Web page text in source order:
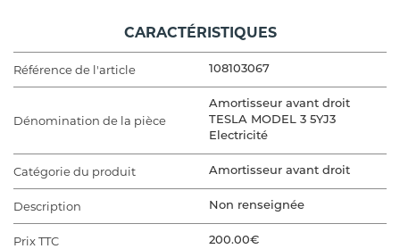
CARACTÉRISTIQUES
Référence de l'article 108103067
Dénomination de la pièce
Amortisseur avant droit
TESLA MODEL 3 5YJ3
Electricité
Catégorie du produit Amortisseur avant droit
Description Non renseignée
Prix TTC 200.00€